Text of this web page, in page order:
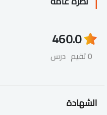
0.0
0 تقيم
46
درس
الشهادة